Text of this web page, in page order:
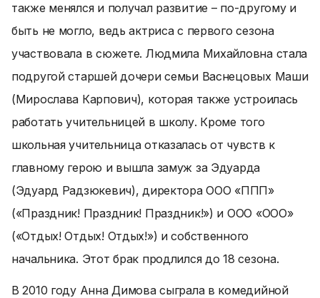
также менялся и получал развитие – по-другому и
быть не могло, ведь актриса с первого сезона
участвовала в сюжете. Людмила Михайловна стала
подругой старшей дочери семьи Васнецовых Маши
(Мирослава Карпович), которая также устроилась
работать учительницей в школу. Кроме того
школьная учительница отказалась от чувств к
главному герою и вышла замуж за Эдуарда
(Эдуард Радзюкевич), директора ООО «ППП»
(«Праздник! Праздник! Праздник!») и ООО «ООО»
(«Отдых! Отдых! Отдых!») и собственного
начальника. Этот брак продлился до 18 сезона.
В 2010 году Анна Димова сыграла в комедийной